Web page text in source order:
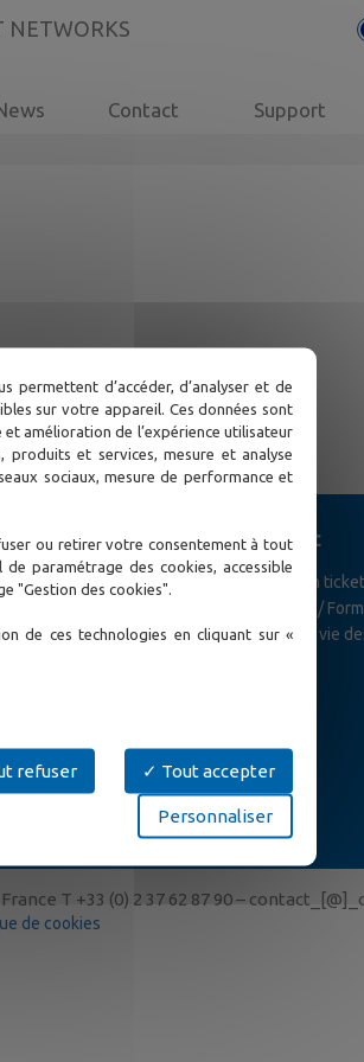
NETWORKS
Contact Support
Contact
Contactez nous
satisfaction
Recrutement
Conditions générales
de vente
Mentions légales
Support
Ouvrir un ticket
Services /
Cycle de vie
T +33 (0) 2 37 62 87 90 –
de cookies
permettent d’accéder, d’analyser et de
sur votre appareil. Ces données sont
amélioration de l’expérience utilisateur
et services, mesure et analyse
sociaux, mesure de performance et
ou retirer votre consentement à tout
paramétrage des cookies, accessible
"Gestion des cookies".
de ces technologies en cliquant sur «
Tout accepter
refuser
Personnaliser